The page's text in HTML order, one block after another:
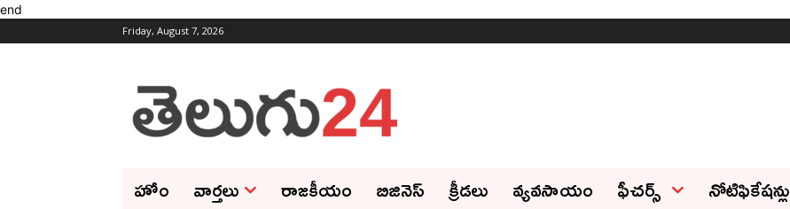
end
Friday, August 7, 2026
హోం వార్తలు రాజకీయం బిజినెస్‌ క్రీడలు వ్యవసాయం ఫీచ‌ర్స్ ‌ నోటిఫికేషన్లు